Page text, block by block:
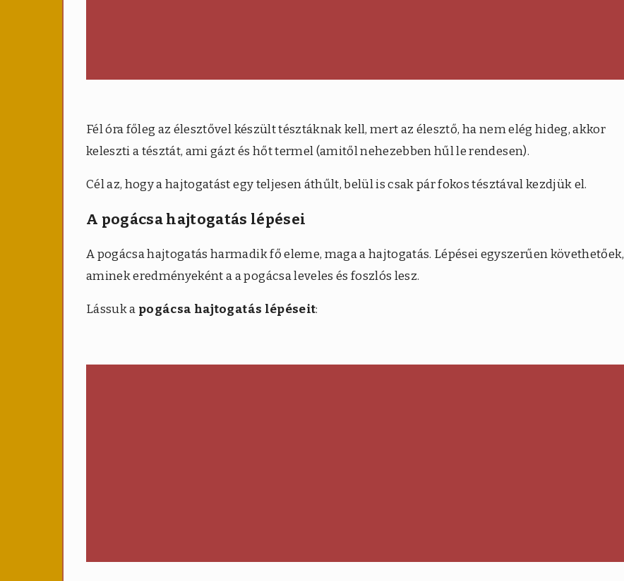
Fél óra főleg az élesztővel készült tésztáknak kell, mert az élesztő, ha nem elég hideg, akkor
keleszti a tésztát, ami gázt és hőt termel (amitől nehezebben hűl le rendesen).
Cél az, hogy a hajtogatást egy teljesen áthűlt, belül is csak pár fokos tésztával kezdjük el.
A pogácsa hajtogatás lépései
A pogácsa hajtogatás harmadik fő eleme, maga a hajtogatás. Lépései egyszerűen követhetőek,
aminek eredményeként a a pogácsa leveles és foszlós lesz.
Lássuk a pogácsa hajtogatás lépéseit: